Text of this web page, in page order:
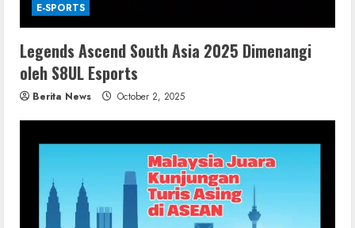
E-SPORTS
Legends Ascend South Asia 2025 Dimenangi
oleh S8UL Esports
Berita News October 2, 2025